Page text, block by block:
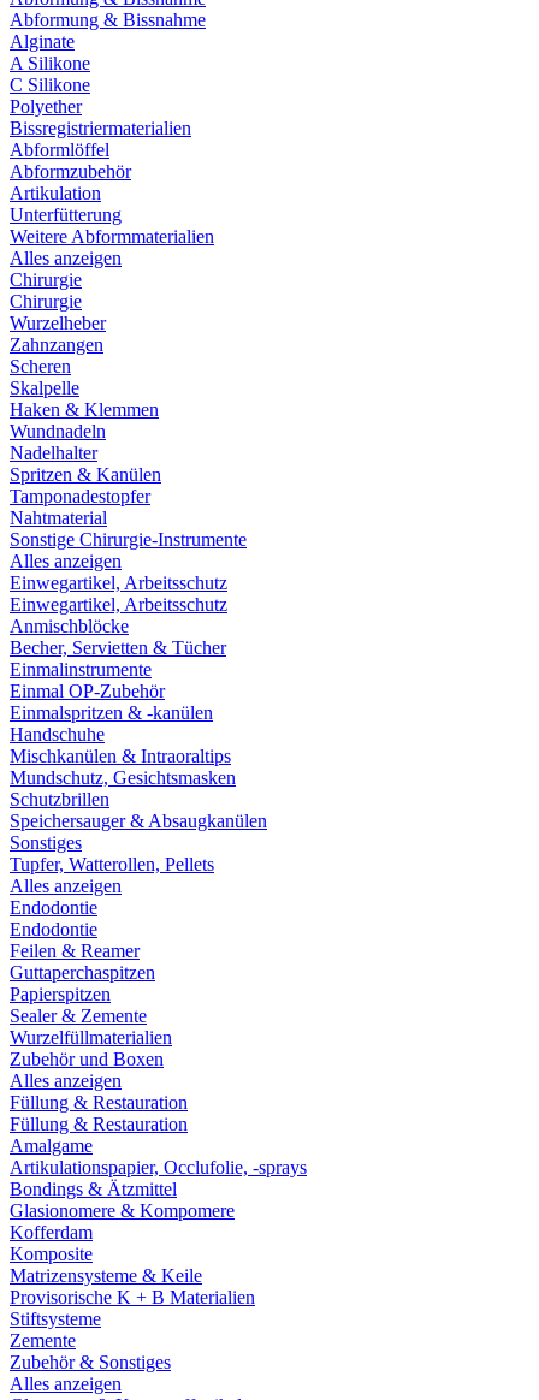
Abformung & Bissnahme
Alginate
A Silikone
C Silikone
Polyether
Bissregistriermaterialien
Abformlöffel
Abformzubehör
Artikulation
Unterfütterung
Weitere Abformmaterialien
Alles anzeigen
Chirurgie
Chirurgie
Wurzelheber
Zahnzangen
Scheren
Skalpelle
Haken & Klemmen
Wundnadeln
Nadelhalter
Spritzen & Kanülen
Tamponadestopfer
Nahtmaterial
Sonstige Chirurgie-Instrumente
Alles anzeigen
Einwegartikel, Arbeitsschutz
Einwegartikel, Arbeitsschutz
Anmischblöcke
Becher, Servietten & Tücher
Einmalinstrumente
Einmal OP-Zubehör
Einmalspritzen & -kanülen
Handschuhe
Mischkanülen & Intraoraltips
Mundschutz, Gesichtsmasken
Schutzbrillen
Speichersauger & Absaugkanülen
Sonstiges
Tupfer, Watterollen, Pellets
Alles anzeigen
Endodontie
Endodontie
Feilen & Reamer
Guttaperchaspitzen
Papierspitzen
Sealer & Zemente
Wurzelfüllmaterialien
Zubehör und Boxen
Alles anzeigen
Füllung & Restauration
Füllung & Restauration
Amalgame
Artikulationspapier, Occlufolie, -sprays
Bondings & Ätzmittel
Glasionomere & Kompomere
Kofferdam
Komposite
Matrizensysteme & Keile
Provisorische K + B Materialien
Stiftsysteme
Zemente
Zubehör & Sonstiges
Alles anzeigen